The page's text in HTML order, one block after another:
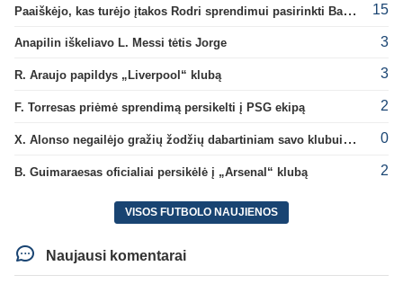
Paaiškėjo, kas turėjo įtakos Rodri sprendimui pasirinkti Barselonos pusę 15
Anapilin iškeliavo L. Messi tėtis Jorge 3
R. Araujo papildys „Liverpool“ klubą 3
F. Torresas priėmė sprendimą persikelti į PSG ekipą 2
X. Alonso negailėjo gražių žodžių dabartiniam savo klubui „Chelsea“ 0
B. Guimaraesas oficialiai persikėlė į „Arsenal“ klubą 2
VISOS FUTBOLO NAUJIENOS
Naujausi komentarai